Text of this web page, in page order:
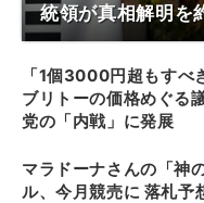
統領が真相解明を
「1個3000円超もすべ
ブリトーの価格めぐる
党の「内戦」に発展
マラドーナさんの「神
ル、今月競売に 落札予